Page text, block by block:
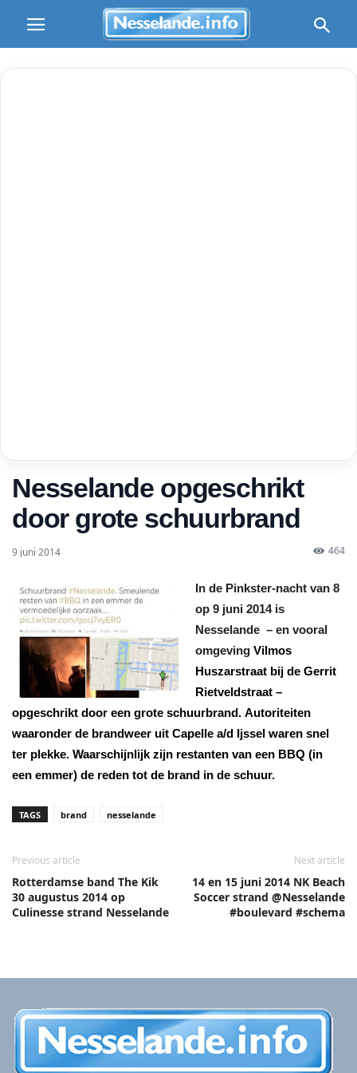
Nesselande opgeschrikt
door grote schuurbrand
9 juni 2014 464
In de Pinkster-nacht van 8
op 9 juni 2014 is
Nesselande – en vooral
omgeving Vilmos
Huszarstraat bij de Gerrit
Rietveldstraat –
opgeschrikt door een grote schuurbrand. Autoriteiten
waaronder de brandweer uit Capelle a/d Ijssel waren snel
ter plekke. Waarschijnlijk zijn restanten van een BBQ (in
een emmer) de reden tot de brand in de schuur.
TAGS brand nesselande
Previous article
Rotterdamse band The Kik
30 augustus 2014 op
Culinesse strand Nesselande
Next article
14 en 15 juni 2014 NK Beach
Soccer strand @Nesselande
#boulevard #schema